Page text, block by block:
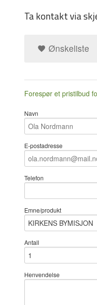
Ta kontakt via
Ønskeliste
Forespør et pristilbud
Navn
E-postadresse
Telefon
Emne/produkt
Antall
Henvendelse